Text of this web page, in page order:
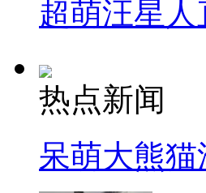
超萌汪星人
热点新闻
呆萌大熊